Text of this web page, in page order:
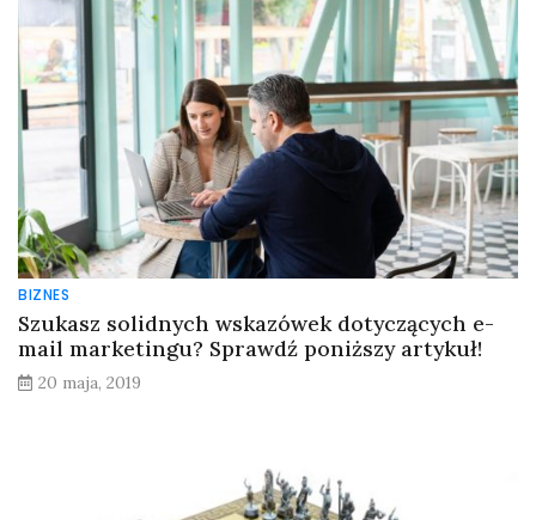
BIZNES
Szukasz solidnych wskazówek dotyczących e-
mail marketingu? Sprawdź poniższy artykuł!
20 maja, 2019